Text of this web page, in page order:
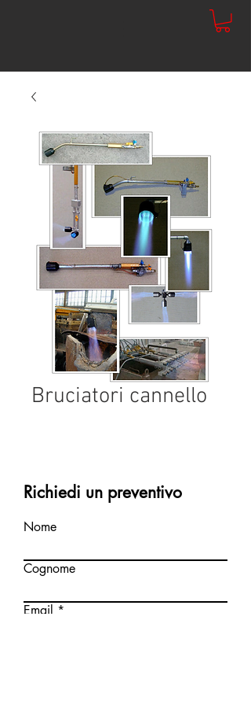
Bruciatori cannello
Richiedi un preventivo
Nome
Cognome
Email